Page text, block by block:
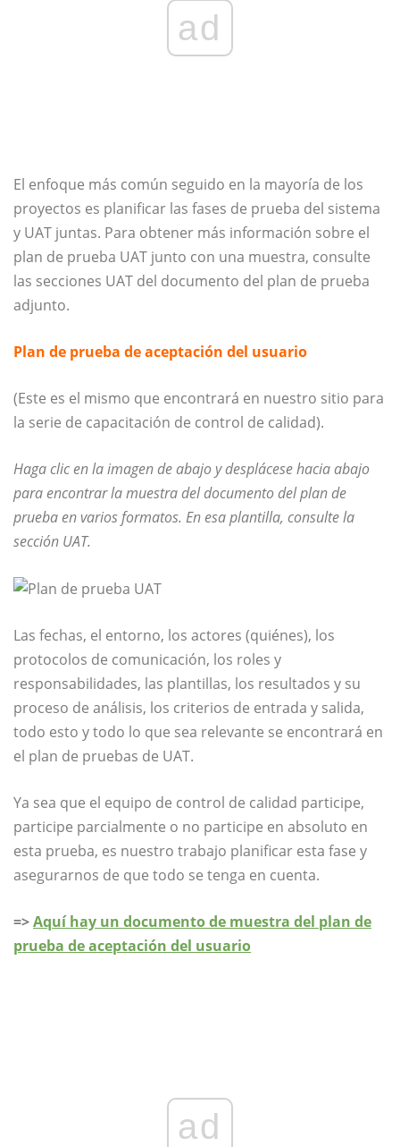
ad
El enfoque más común seguido en la mayoría de los
proyectos es planificar las fases de prueba del sistema
y UAT juntas. Para obtener más información sobre el
plan de prueba UAT junto con una muestra, consulte
las secciones UAT del documento del plan de prueba
adjunto.
Plan de prueba de aceptación del usuario
(Este es el mismo que encontrará en nuestro sitio para
la serie de capacitación de control de calidad).
Haga clic en la imagen de abajo y desplácese hacia abajo
para encontrar la muestra del documento del plan de
prueba en varios formatos. En esa plantilla, consulte la
sección UAT.
Las fechas, el entorno, los actores (quiénes), los
protocolos de comunicación, los roles y
responsabilidades, las plantillas, los resultados y su
proceso de análisis, los criterios de entrada y salida,
todo esto y todo lo que sea relevante se encontrará en
el plan de pruebas de UAT.
Ya sea que el equipo de control de calidad participe,
participe parcialmente o no participe en absoluto en
esta prueba, es nuestro trabajo planificar esta fase y
asegurarnos de que todo se tenga en cuenta.
=>Aquí hay un documento de muestra del plan de
prueba de aceptación del usuario
ad